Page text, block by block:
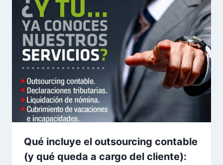
Qué incluye el outsourcing contable
(y qué queda a cargo del cliente):